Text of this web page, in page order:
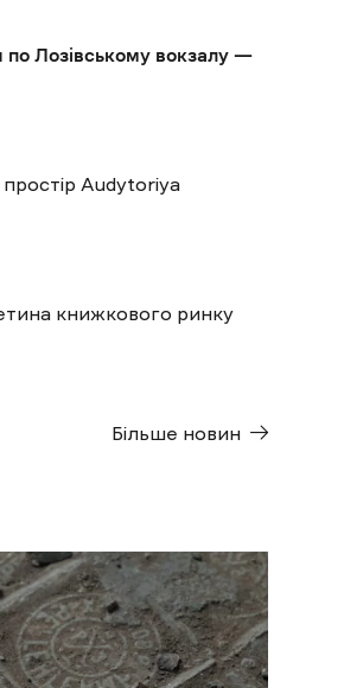
по Лозівському вокзалу —
Audytoriya
книжкового ринку
Більше новин